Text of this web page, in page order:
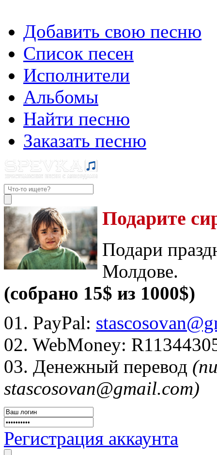
Добавить свою песню
Список песен
Исполнители
Альбомы
Найти песню
Заказать песню
Подарите
Подари
Молдове.
(собрано 15$ из 1000$)
01. PayPal:
02. WebMoney:
03. Денежный перевод
stascosovan@gmail.com)
Регистрация аккаунта